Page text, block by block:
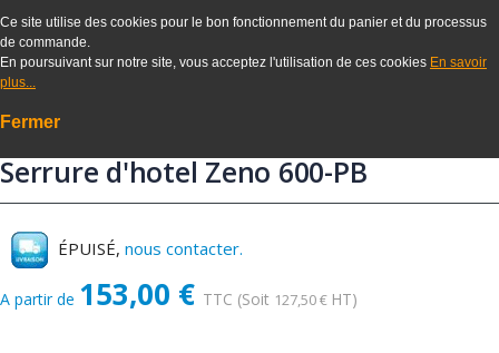
Ce site utilise des cookies pour le bon fonctionnement du panier et du processus
de commande.
En poursuivant sur notre site, vous acceptez l'utilisation de ces cookies En savoir
plus...
Fermer
Serrure d'hotel Zeno 600-PB
ÉPUISÉ, nous contacter.
A partir de 153,00 € TTC (Soit 127,50 € HT)